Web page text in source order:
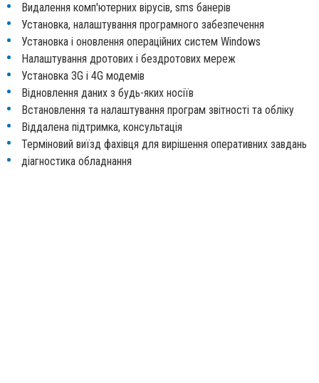
Видалення комп'ютерних вірусів, sms банерів
Установка, налаштування програмного забезпечення
Установка і оновлення операційних систем Windows
Налаштування дротових і бездротових мереж
Установка 3G і 4G модемів
Відновлення даних з будь-яких носіїв
Встановлення та налаштування програм звітності та обліку
Віддалена підтримка, консультація
Терміновий виїзд фахівця для вирішення оперативних завдань
діагностика обладнання